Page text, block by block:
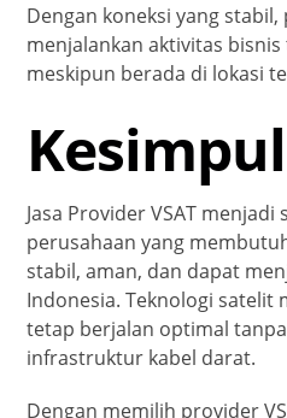
Dengan koneksi yang
menjalankan aktivitas
meskipun berada di lokasi
Jasa Provider VSAT
perusahaan yang
stabil, aman, dan dapat
Indonesia. Teknologi satelit
tetap berjalan optimal
infrastruktur kabel darat.
Dengan memilih provider